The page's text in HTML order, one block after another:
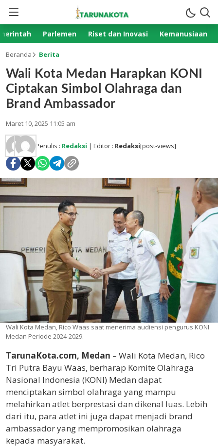
Parlemen Riset dan Inovasi Kemanusiaan
Beranda Berita
Wali Kota Medan Harapkan KONI
Ciptakan Simbol Olahraga dan
Brand Ambassador
Maret 10, 2025 11:05 am
Penulis : Redaksi | Editor : Redaksi[post-views]
Wali Kota Medan, Rico Waas saat menerima audiensi pengurus KONI
Medan Periode 2024-2029.
TarunaKota.com, Medan – Wali Kota Medan, Rico
Tri Putra Bayu Waas, berharap Komite Olahraga
Nasional Indonesia (KONI) Medan dapat
menciptakan simbol olahraga yang mampu
melahirkan atlet berprestasi dan dikenal luas. Lebih
dari itu, para atlet ini juga dapat menjadi brand
ambassador yang mempromosikan olahraga
kepada masyarakat.